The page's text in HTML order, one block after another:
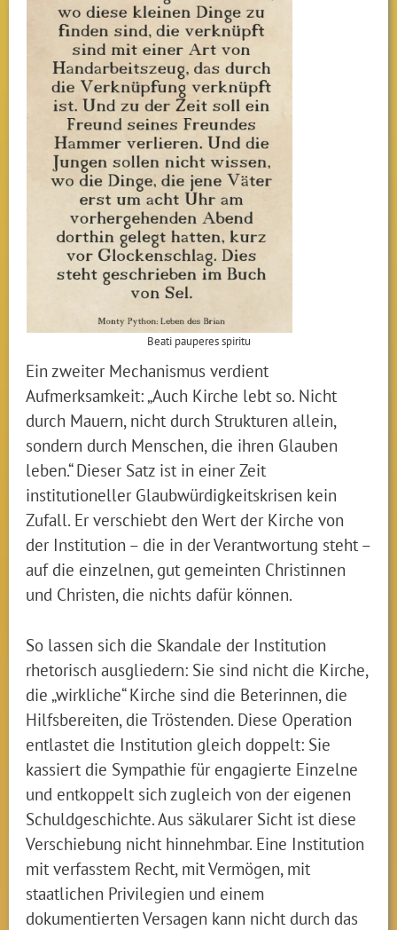
Beati pauperes spiritu
Ein zweiter Mechanismus verdient
Aufmerksamkeit: „Auch Kirche lebt so. Nicht
durch Mauern, nicht durch Strukturen allein,
sondern durch Menschen, die ihren Glauben
leben.“ Dieser Satz ist in einer Zeit
institutioneller Glaubwürdigkeitskrisen kein
Zufall. Er verschiebt den Wert der Kirche von
der Institution – die in der Verantwortung steht –
auf die einzelnen, gut gemeinten Christinnen
und Christen, die nichts dafür können.
So lassen sich die Skandale der Institution
rhetorisch ausgliedern: Sie sind nicht die Kirche,
die „wirkliche“ Kirche sind die Beterinnen, die
Hilfsbereiten, die Tröstenden. Diese Operation
entlastet die Institution gleich doppelt: Sie
kassiert die Sympathie für engagierte Einzelne
und entkoppelt sich zugleich von der eigenen
Schuldgeschichte. Aus säkularer Sicht ist diese
Verschiebung nicht hinnehmbar. Eine Institution
mit verfasstem Recht, mit Vermögen, mit
staatlichen Privilegien und einem
dokumentierten Versagen kann nicht durch das